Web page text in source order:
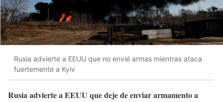
Rusia advierte a EEUU que no envié armas mientras ataca
fuertemente a Kyiv
Rusia advierte a EEUU que deje de enviar armamento a